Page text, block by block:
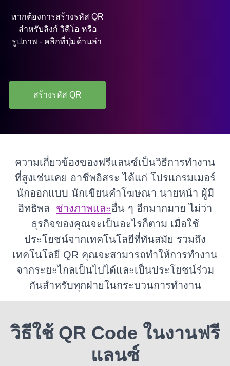
หากต้องการสร้างรหัส QR
สำหรับลิงก์ วิดีโอ หรือ
รูปภาพ - คลิกที่ปุ่มด้านล่า
สร้างรหัส QR
ความเกี่ยวข้องของฟรีแลนซ์เป็นวิธีการทำงาน
ที่สูงเช่นเคย อาชีพอิสระ ได้แก่ โปรแกรมเมอร์
นักออกแบบ นักเขียนคำโฆษณา นายหน้า ผู้มี
อิทธิพล ช่างภาพและอื่น ๆ อีกมากมายไม่ว่า
ธุรกิจของคุณจะเป็นอะไรก็ตาม เมื่อใช้
ประโยชน์จากเทคโนโลยีที่ทันสมัย ​​รวมถึง
เทคโนโลยี QR คุณจะสามารถทำให้การทำงาน
จากระยะไกลเป็นไปได้และเป็นประโยชน์ร่วม
กันสำหรับทุกฝ่ายในกระบวนการทำงาน
วิธีใช้ QR Code ในงานฟรี
แลนซ์